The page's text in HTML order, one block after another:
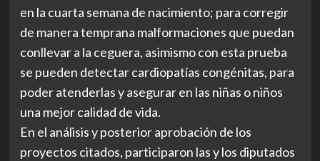
en la cuarta semana de nacimiento; para corregir
de manera temprana malformaciones que puedan
conllevar a la ceguera, asimismo con esta prueba
se pueden detectar cardiopatías congénitas, para
poder atenderlas y asegurar en las niñas o niños
una mejor calidad de vida.
En el análisis y posterior aprobación de los
proyectos citados, participaron las y los diputados